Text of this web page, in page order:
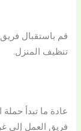
قم باستقبال
تنظيف المنزل.
عادة ما تبدأ
فريق العمل إلى